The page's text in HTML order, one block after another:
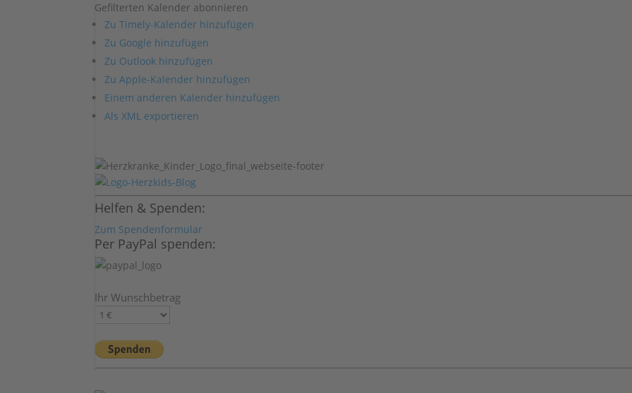
Gefilterten Kalender abonnieren
Zu Timely-Kalender hinzufügen
Zu Google hinzufügen
Zu Outlook hinzufügen
Zu Apple-Kalender hinzufügen
Einem anderen Kalender hinzufügen
Als XML exportieren
Helfen & Spenden:
Zum Spendenformular
Per PayPal spenden:
Ihr Wunschbetrag